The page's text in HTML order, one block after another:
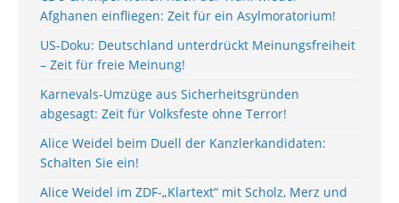
Afghanen einfliegen: Zeit für ein Asylmoratorium!
US-Doku: Deutschland unterdrückt Meinungsfreiheit
– Zeit für freie Meinung!
Karnevals-Umzüge aus Sicherheitsgründen
abgesagt: Zeit für Volksfeste ohne Terror!
Alice Weidel beim Duell der Kanzlerkandidaten:
Schalten Sie ein!
Alice Weidel im ZDF-„Klartext“ mit Scholz, Merz und